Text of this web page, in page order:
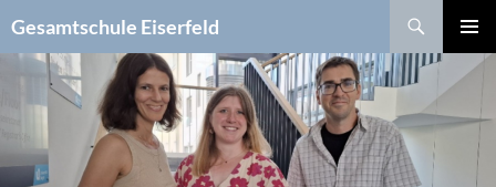
Inhalt
springen
Gesamtschule Eiserfeld
MENÜ